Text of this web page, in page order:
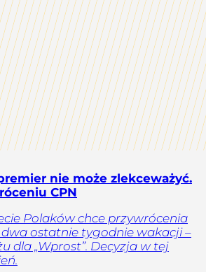
nie może zlekceważyć.
CPN
Polaków chce przywrócenia
ostatnie tygodnie wakacji –
dla „Wprost”. Decyzja w tej